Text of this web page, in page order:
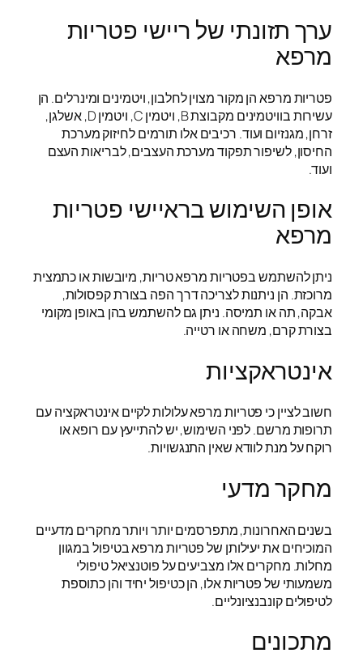
ערך תזונתי של ריישי פטריות
מרפא
פטריות מרפא הן מקור מצוין לחלבון, ויטמינים ומינרלים. הן
עשירות בוויטמינים מקבוצת B, ויטמין C, ויטמין D, אשלגן,
זרחן, מגנזיום ועוד. רכיבים אלו תורמים לחיזוק מערכת
החיסון, לשיפור תפקוד מערכת העצבים, לבריאות העצם
ועוד.
אופן השימוש בראיישי פטריות
מרפא
ניתן להשתמש בפטריות מרפא טריות, מיובשות או כתמצית
מרוכזת. הן ניתנות לצריכה דרך הפה בצורת קפסולות,
אבקה, תה או תמיסה. ניתן גם להשתמש בהן באופן מקומי
בצורת קרם, משחה או רטייה.
אינטראקציות
חשוב לציין כי פטריות מרפא עלולות לקיים אינטראקציה עם
תרופות מרשם. לפני השימוש, יש להתייעץ עם רופא או
רוקח על מנת לוודא שאין התנגשויות.
מחקר מדעי
בשנים האחרונות, מתפרסמים יותר ויותר מחקרים מדעיים
המוכיחים את יעילותן של פטריות מרפא בטיפול במגוון
מחלות. מחקרים אלו מצביעים על פוטנציאל טיפולי
משמעותי של פטריות אלו, הן כטיפול יחיד והן כתוספת
לטיפולים קונבנציונליים.
מתכונים